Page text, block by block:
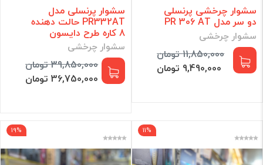
سشوار چرخشی پرنسلی
دو سر مدل PR 306 AT
سشوار چرخشی
11,850,000 تومان
9,490,000 تومان
سشوار پرنسلی مدل
PR332AT حالت دهنده
8 کاره طرح دایسون
سشوار چرخشی
39,850,000 تومان
36,750,000 تومان
11%
19%